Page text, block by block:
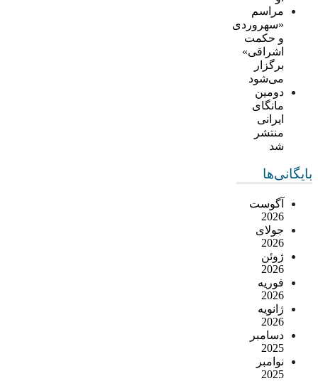
مراسم
«سهروردی
و حکمت
اشراقی»
برگزار
می‌شود
دومین
مانگای
ایرانی
منتشر
شد
بایگانی‌ها
آگوست
2026
جولای
2026
ژوئن
2026
فوریه
2026
ژانویه
2026
دسامبر
2025
نوامبر
2025